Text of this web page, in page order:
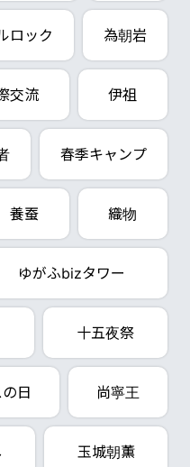
ロック 為朝岩
交流 伊祖
春季キャンプ
養蚕 織物
ゆがふbizタワー
十五夜祭
日 尚寧王
玉城朝薫